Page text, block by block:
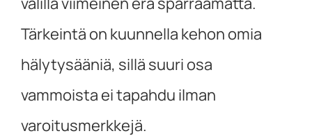
Tärkeintä on kuunnella kehon omia
hälytysääniä, sillä suuri osa
vammoista ei tapahdu ilman
varoitusmerkkejä.